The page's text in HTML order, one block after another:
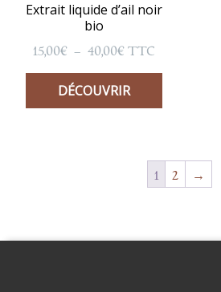
Extrait liquide d’ail noir
bio
15,00€ – 40,00€Plage
de
prix :
15,00€
TTC
DÉCOUVRIR
1 2 →